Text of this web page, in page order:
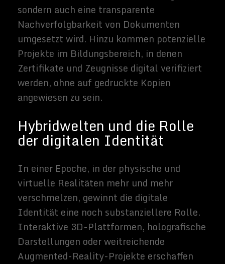
Related Images:
Alexander
Müller
Alexander
mich
technisch bei
und schreibt
hin und
wieder eigene
Blogbeiträge
hier.